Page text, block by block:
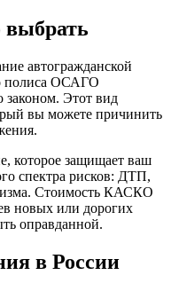
автогражданской
полиса ОСАГО
законом. Этот вид
вы можете причинить
которое защищает ваш
спектра рисков: ДТП,
Стоимость КАСКО
новых или дорогих
оправданной.
в России